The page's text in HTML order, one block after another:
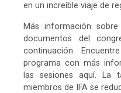
en un increíble viaje de
Más información
documentos del
continuación.
programa con más
las sesiones aquí. La
miembros de IFA se